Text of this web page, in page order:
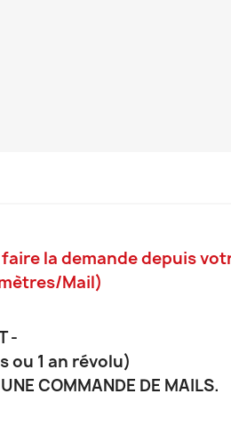
la demande depuis
Mail)
-
ou 1 an révolu)
COMMANDE DE MAILS.